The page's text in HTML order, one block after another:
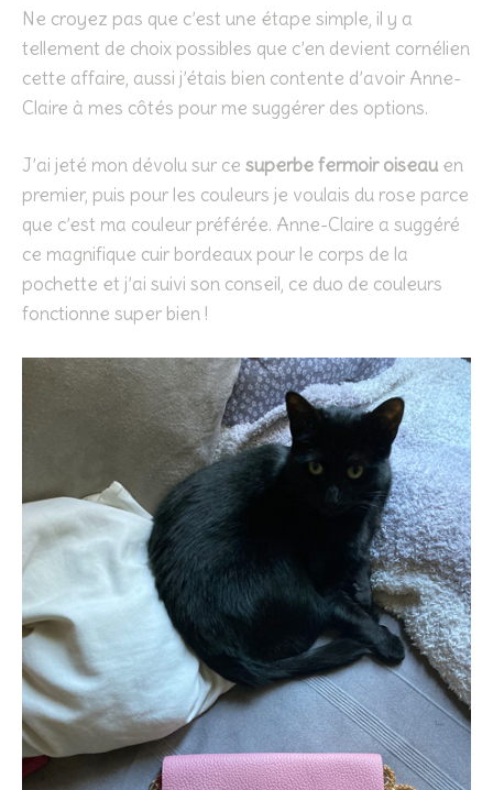
Ne croyez pas que c’est une étape simple, il y a
tellement de choix possibles que c’en devient cornélien
cette affaire, aussi j’étais bien contente d’avoir Anne-
Claire à mes côtés pour me suggérer des options.
J’ai jeté mon dévolu sur ce superbe fermoir oiseauen
premier, puis pour les couleurs je voulais du rose parce
que c’est ma couleur préférée. Anne-Claire a suggéré
ce magnifique cuir bordeaux pour le corps de la
pochette et j’ai suivi son conseil, ce duo de couleurs
fonctionne super bien !